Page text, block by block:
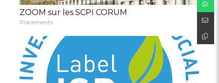
ZOOM sur les SCPI CORUM
Placements